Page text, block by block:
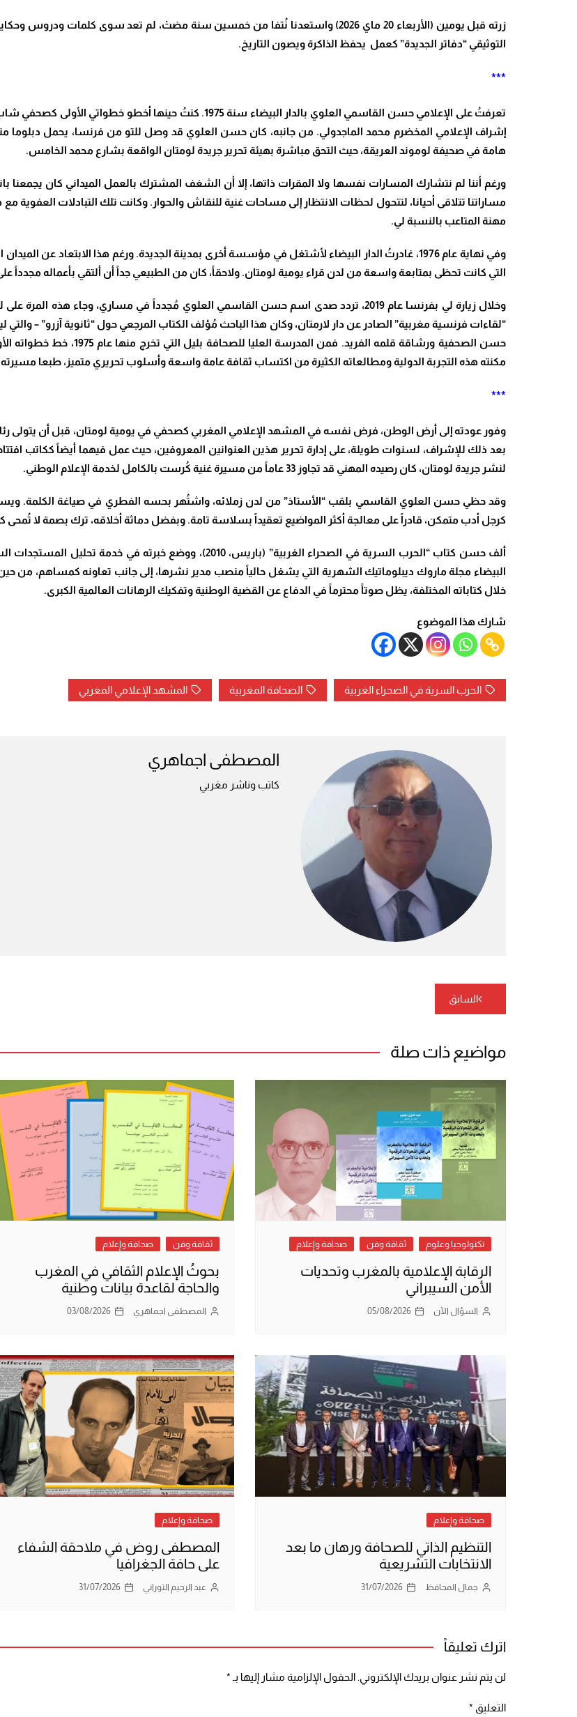
زرته قبل يومين (الأربعاء 20 ماي 2026) واستعدنا نُتفا من خمسين سنة مضتْ، لم تعد سوى
التوثيقي “دفاتر الجديدة” كعمل يحفظ الذاكرة ويصون التاريخ.
***
تعرفتُ على الإعلامي حسن القاسمي العلوي بالدار البيضاء سنة 1975.
إشراف الإعلامي المخضرم محمد الماجدولي. من جانبه، كان حسن العلوي قد وصل للتو من فرنسا، يحمل دبلوما
هامة في صحيفة لوموند العريقة، حيث التحق مباشرة بهيئة تحرير جريدة لومتان الواقعة بشارع محمد الخامس.
ورغم أننا لم نتشارك المسارات نفسها ولا المقرات ذاتها، إلا أن الشغف المشترك بالعمل الميداني كان يجمعنا
مساراتنا تتلاقى أحيانا، لتتحول لحظات الانتظار إلى مساحات غنية للنقاش والحوار. وكانت تلك التبادلات العفوية
مهنة المتاعب بالنسبة لي.
وفي نهاية عام 1976، غادرتُ الدار البيضاء لأشتغل في مؤسسة أخرى بمدينة الجديدة. ورغم هذا الابتعاد عن
التي كانت تحظى بمتابعة واسعة من لدن قراء يومية لومتان. ولاحقاً، كان من الطبيعي جداً أن ألتقي بأعماله
وخلال زيارة لي بفرنسا عام 2019، تردد صدى اسم حسن القاسمي العلوي مُجدداً في مساري، وجاء
“لقاءات فرنسية مغربية” الصادر عن دار لارمتان، وكان هذا الباحث مُؤلف الكتاب المرجعي حول “ثانوية
حسن الصحفية ورشاقة قلمه
مكنته هذه التجربة الدولية ومطالعاته الكثيرة من اكتساب ثقافة عامة واسعة وأسلوب تحريري متميز، طبعا
***
لنشر جريدة لومتان، كان رصيده المهني قد تجاوز 33 عاماً من مسيرة غنية كُرست بالكامل لخدمة الإعلام الوطني.
وقد حظي حسن العلوي القاسمي بلقب “الأستاذ” من لدن زملائه، واشتُهر بحسه الفطري في صياغة الكلمة.
كرجل أدب متمكن، قادراً على معالجة أكثر المواضيع تعقيداً بسلاسة تامة. وبفضل دماثة أخلاقه، ترك بصمة لا تُمحى
خلال كتاباته المختلفة، يظل صوتاً محترماً في الدفاع عن القضية الوطنية وتفكيك الرهانات العالمية الكبرى.
شارك هذا الموضوع
الحرب السرية في الصحراء الغربية الصحافة المغربية المشهد الإعلامي المغربي
المصطفى اجماهري
كاتب وناشر مغربي
تصفّح
المقالات
السابق
مواضيع ذات صلة
تكنولوجيا وعلوم ثقافة وفن صحافة وإعلام
الرقابة الإعلامية بالمغرب وتحديات
الأمن السيبراني
السؤال الآن 05/08/2026
ثقافة وفن صحافة وإعلام
بحوثُ الإعلام الثقافي في المغرب
والحاجة لقاعدة بيانات وطنية
المصطفى اجماهري 03/08/2026
صحافة وإعلام
التنظيم الذاتي للصحافة ورهان ما بعد
الانتخابات التشريعية
جمال المحافظ 31/07/2026
صحافة وإعلام
المصطفى روض في ملاحقة الشفاء
على حافة الجغرافيا
عبد الرحيم التوراني 31/07/2026
اترك تعليقاً
لن يتم نشر عنوان بريدك الإلكتروني. الحقول الإلزامية مشار إليها بـ *
التعليق *